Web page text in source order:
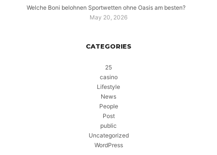
Welche Boni belohnen Sportwetten ohne Oasis am besten?
May 20, 2026
CATEGORIES
25
casino
Lifestyle
News
People
Post
public
Uncategorized
WordPress